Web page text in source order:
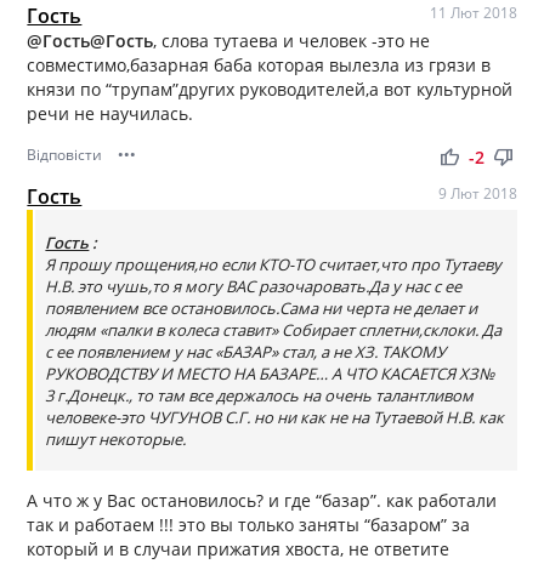
Гость 11 Лют 2018
@Гость@Гость, слова тутаева и человек -это не
совместимо,базарная баба которая вылезла из грязи в
князи по “трупам”других руководителей,а вот культурной
речи не научилась.
Відповісти ••• thumb_up thumb_down
-2
Гость 9 Лют 2018
Гость :
Я прошу прощения,но если КТО-ТО считает,что про Тутаеву
Н.В. это чушь,то я могу ВАС разочаровать.Да у нас с ее
появлением все остановилось.Сама ни черта не делает и
людям «палки в колеса ставит» Собирает сплетни,склоки. Да
с ее появлением у нас «БАЗАР» стал, а не ХЗ. ТАКОМУ
РУКОВОДСТВУ И МЕСТО НА БАЗАРЕ… А ЧТО КАСАЕТСЯ ХЗ№
3 г.Донецк., то там все держалось на очень талантливом
человеке-это ЧУГУНОВ С.Г. но ни как не на Тутаевой Н.В. как
пишут некоторые.
А что ж у Вас остановилось? и где “базар”. как работали
так и работаем !!! это вы только заняты “базаром” за
который и в случаи прижатия хвоста, не ответите